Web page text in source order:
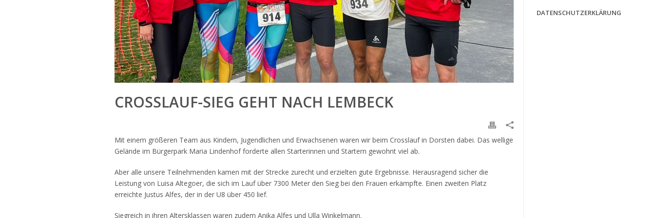
DATENSCHUTZERKLÄRUNG
CROSSLAUF-SIEG GEHT NACH LEMBECK
Mit einem größeren Team aus Kindern, Jugendlichen und Erwachsenen waren wir beim Crosslauf in Dorsten dabei. Das wellige
Gelände im Bürgerpark Maria Lindenhof forderte allen Starterinnen und Startern gewohnt viel ab.
Aber alle unsere Teilnehmenden kamen mit der Strecke zurecht und erzielten gute Ergebnisse. Herausragend sicher die
Leistung von Luisa Altegoer, die sich im Lauf über 7300 Meter den Sieg bei den Frauen erkämpfte. Einen zweiten Platz
erreichte Justus Alfes, der in der U8 über 450 lief.
Siegreich in ihren Altersklassen waren zudem Anika Alfes und Ulla Winkelmann.